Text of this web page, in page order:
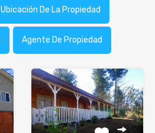
Ubicación De La Propiedad
Agente De Propiedad